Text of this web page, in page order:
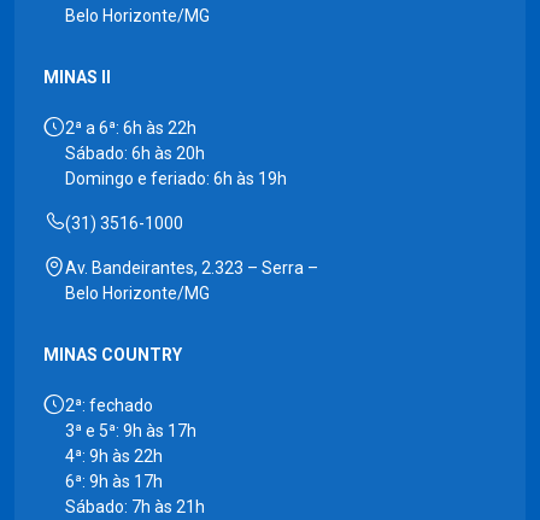
Belo Horizonte/MG
MINAS II
2ª a 6ª: 6h às 22h
Sábado: 6h às 20h
Domingo e feriado: 6h às 19h
(31) 3516-1000
Av. Bandeirantes, 2.323 – Serra –
Belo Horizonte/MG
MINAS COUNTRY
2ª: fechado
3ª e 5ª: 9h às 17h
4ª: 9h às 22h
6ª: 9h às 17h
Sábado: 7h às 21h